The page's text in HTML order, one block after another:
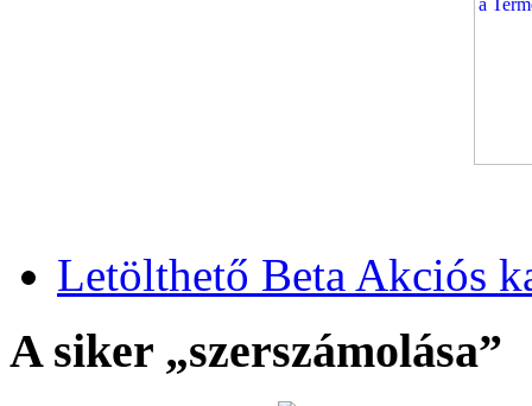
Letölthető Beta Akciós
A siker „szerszámolása”